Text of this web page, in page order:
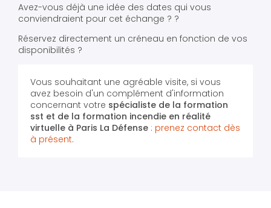
Avez-vous déjà une idée des dates qui vous
conviendraient pour cet échange ? ?
Réservez directement un créneau en fonction de vos
disponibilités ?
Vous souhaitant une agréable visite, si vous
avez besoin d'un complément d'information
concernant votre spécialiste de la formation
sst et de la formation incendie en réalité
virtuelle à Paris La Défense : prenez contact dès
à présent.